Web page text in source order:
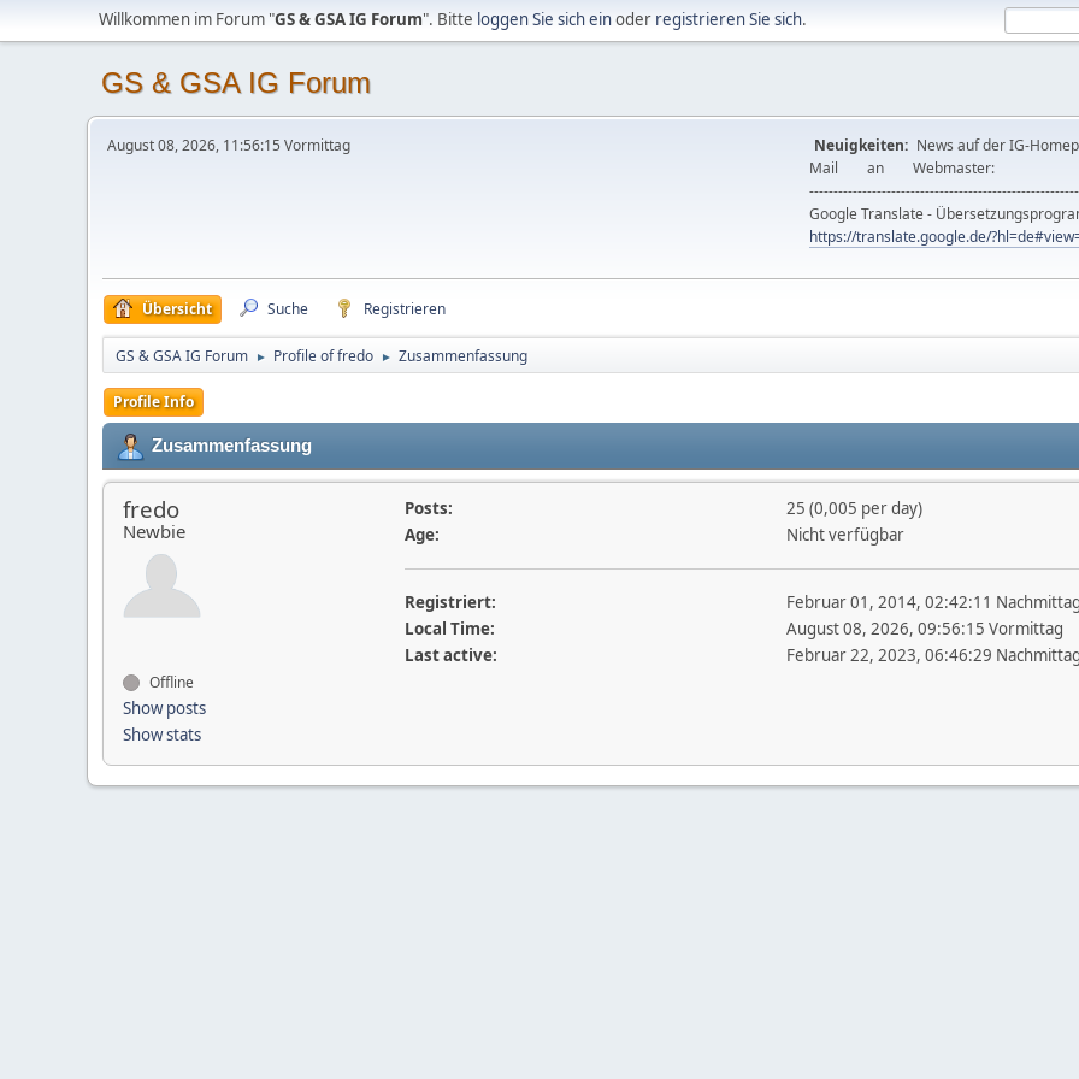
Willkommen im Forum "GS & GSA IG Forum". Bitte loggen Sie sich einoder registrieren Sie sich.
GS & GSA IG Forum
August 08, 2026, 11:56:15 Vormittag Neuigkeiten: News auf der IG-
Mail an
Google Translate -
https://translate.google.de/
Übersicht Suche Registrieren
GS & GSA IG Forum ► Profile of fredo ► Zusammenfassung
Profile Info
Zusammenfassung
fredo
Newbie
Offline
Show posts
Show stats
Posts:
25 (0,005 per day)
Age:
Nicht verfügbar
Registriert:
Februar 01, 2014, 02:42:11
Local Time:
August 08, 2026, 09:56:15 Vormittag
Last active:
Februar 22, 2023, 06:46:29